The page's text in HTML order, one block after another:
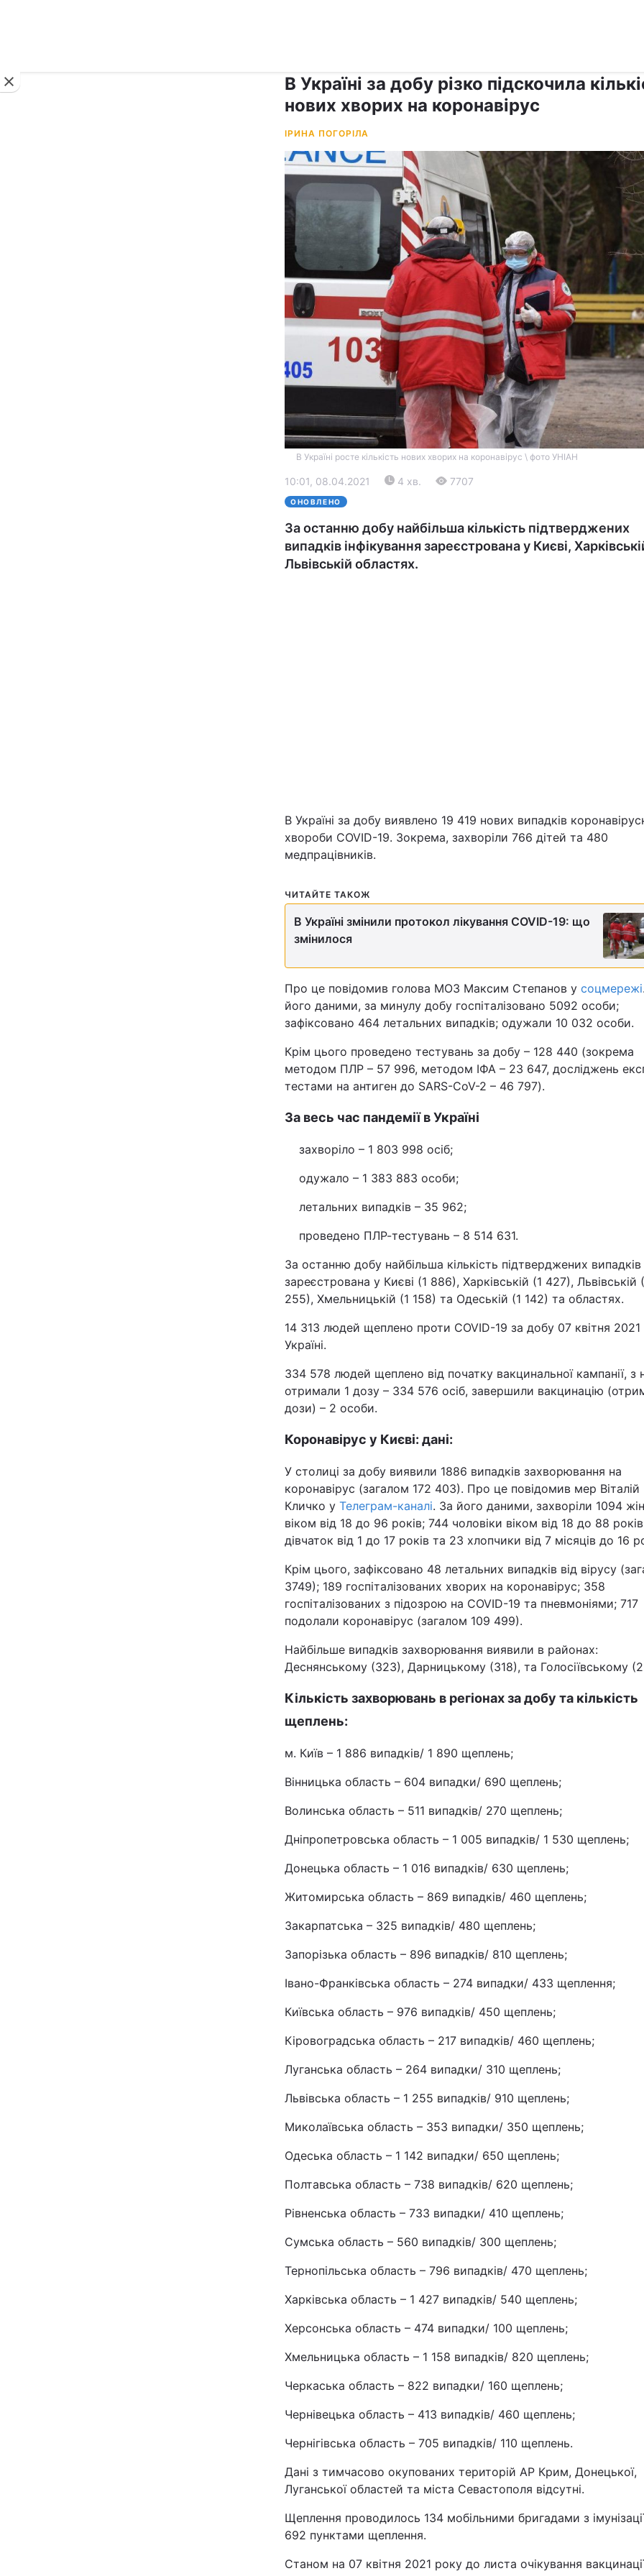
Світ
Лайт
Туризм
Статті
Думки
Вакансії
В Україні за добу різко підскочила
нових хворих на коронавірус
ІРИНА ПОГОРІЛА
В Україні росте кількість нових хворих на коронавірус \ фото УНІАН
10:01, 08.04.2021 4 хв. 7707
ОНОВЛЕНО
За останню добу найбільша кількість підтверджених
випадків інфікування зареєстрована у Києві,
Львівській областях.
В Україні за добу виявлено 19 419 нових випадків
хвороби COVID-19. Зокрема, захворіли 766 дітей та 480
медпрацівників.
ЧИТАЙТЕ ТАКОЖ
В Україні змінили протокол лікування COVID-19: що
змінилося
Про це повідомив голова МОЗ Максим Степанов у соцмережі
його даними, за минулу добу госпіталізовано 5092 особи;
зафіксовано 464 летальних випадків; одужали 10 032 особи.
Крім цього проведено тестувань за добу – 128 440 (зокрема
методом ПЛР – 57 996, методом ІФА – 23 647, досліджень
тестами на антиген до SARS-CoV-2 – 46 797).
За весь час пандемії в Україні
захворіло – 1 803 998 осіб;
одужало – 1 383 883 особи;
летальних випадків – 35 962;
проведено ПЛР-тестувань – 8 514 631.
За останню добу найбільша кількість підтверджених випадків
зареєстрована у Києві (1 886), Харківській (1 427), Львівській
255), Хмельницькій (1 158) та Одеській (1 142) та областях.
14 313 людей щеплено проти COVID-19 за добу 07 квітня
Україні.
334 578 людей щеплено від початку вакцинальної кампанії, з
отримали 1 дозу – 334 576 осіб, завершили вакцинацію
дози) – 2 особи.
Коронавірус у Києві: дані:
У столиці за добу виявили 1886 випадків захворювання на
коронавірус (загалом 172 403). Про це повідомив мер Віталій
Кличко у Телеграм-каналі. За його даними, захворіли 1094
віком від 18 до 96 років; 744 чоловіки віком від 18 до 88
дівчаток від 1 до 17 років та 23 хлопчики від 7 місяців до 16
Крім цього, зафіксовано 48 летальних випадків від вірусу
3749); 189 госпіталізованих хворих на коронавірус; 358
госпіталізованих з підозрою на COVID-19 та пневмоніями; 717
подолали коронавірус (загалом 109 499).
Найбільше випадків захворювання виявили в районах:
Деснянському (323), Дарницькому (318), та Голосіївському
Кількість захворювань в регіонах за добу та кількість
щеплень:
м. Київ – 1 886 випадків/ 1 890 щеплень;
Вінницька область – 604 випадки/ 690 щеплень;
Волинська область – 511 випадків/ 270 щеплень;
Дніпропетровська область – 1 005 випадків/ 1 530 щеплень;
Донецька область – 1 016 випадків/ 630 щеплень;
Житомирська область – 869 випадків/ 460 щеплень;
Закарпатська – 325 випадків/ 480 щеплень;
Запорізька область – 896 випадків/ 810 щеплень;
Івано-Франківська область – 274 випадки/ 433 щеплення;
Київська область – 976 випадків/ 450 щеплень;
Кіровоградська область – 217 випадків/ 460 щеплень;
Луганська область – 264 випадки/ 310 щеплень;
Львівська область – 1 255 випадків/ 910 щеплень;
Миколаївська область – 353 випадки/ 350 щеплень;
Одеська область – 1 142 випадки/ 650 щеплень;
Полтавська область – 738 випадків/ 620 щеплень;
Рівненська область – 733 випадки/ 410 щеплень;
Сумська область – 560 випадків/ 300 щеплень;
Тернопільська область – 796 випадків/ 470 щеплень;
Харківська область – 1 427 випадків/ 540 щеплень;
Херсонська область – 474 випадки/ 100 щеплень;
Хмельницька область – 1 158 випадків/ 820 щеплень;
Черкаська область – 822 випадки/ 160 щеплень;
Чернівецька область – 413 випадків/ 460 щеплень;
Чернігівська область – 705 випадків/ 110 щеплень.
Дані з тимчасово окупованих територій АР Крим, Донецької,
Луганської областей та міста Севастополя відсутні.
Щеплення проводилось 134 мобільними бригадами з
692 пунктами щеплення.
Станом на 07 квітня 2021 року до листа очікування